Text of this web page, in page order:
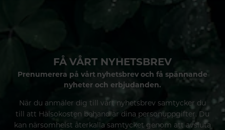
FÅ VÅRT NYHETSBREV
Prenumerera på vårt nyhetsbrev och få spännande
nyheter och erbjudanden.
När du anmäler dig till vårt nyhetsbrev samtycker du
till att Hälsokosten behandlar dina personuppgifter. Du
kan närsomhelst återkalla samtycket genom att avsluta